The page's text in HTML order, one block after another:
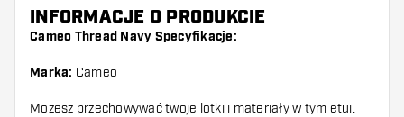
INFORMACJE O PRODUKCIE
Cameo Thread Navy Specyfikacje:
Marka: Cameo
Możesz przechowywać twoje lotki i materiały w tym etui.